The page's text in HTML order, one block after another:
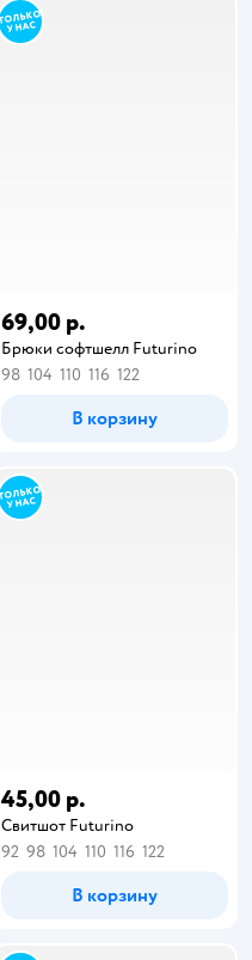
69,00 р.
Брюки софтшелл Futurino
98 104 110 116 122
В корзину
45,00 р.
Свитшот Futurino
92 98 104 110 116 122
В корзину